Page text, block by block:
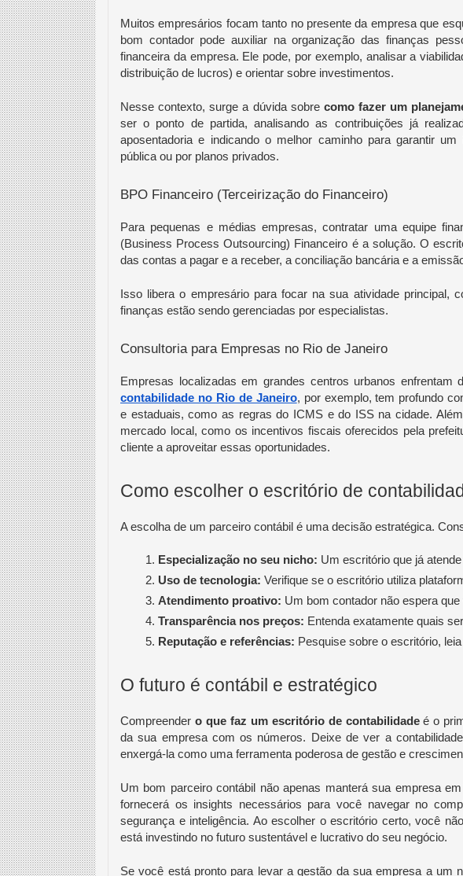
Muitos empresários focam tanto no presente da empresa que
bom contador pode auxiliar na organização das finanças
financeira da empresa. Ele pode, por exemplo, analisar a
distribuição de lucros) e orientar sobre investimentos.
Nesse contexto, surge a dúvida sobre como fazer um
ser o ponto de partida, analisando as contribuições já
aposentadoria e indicando o melhor caminho para garantir
pública ou por planos privados.
BPO Financeiro (Terceirização do Financeiro)
Para pequenas e médias empresas, contratar uma equipe
(Business Process Outsourcing) Financeiro é a solução. O
das contas a pagar e a receber, a conciliação bancária e a
Isso libera o empresário para focar na sua atividade principal,
finanças estão sendo gerenciadas por especialistas.
Consultoria para Empresas no Rio de Janeiro
Empresas localizadas em grandes centros urbanos enfrentam
contabilidade no Rio de Janeiro, por exemplo, tem profundo
e estaduais, como as regras do ICMS e do ISS na cidade.
mercado local, como os incentivos fiscais oferecidos pela
cliente a aproveitar essas oportunidades.
Como escolher o escritório de
A escolha de um parceiro contábil é uma decisão estratégica.
Especialização no seu nicho: Um escritório que já
Uso de tecnologia: Verifique se o escritório utiliza
Atendimento proativo: Um bom contador não espera
Transparência nos preços: Entenda exatamente quais
Reputação e referências: Pesquise sobre o escritório,
O futuro é contábil e estratégico
Compreender o que faz um escritório de contabilidadeé o
da sua empresa com os números. Deixe de ver a
enxergá-la como uma ferramenta poderosa de gestão e
Um bom parceiro contábil não apenas manterá sua empresa
fornecerá os insights necessários para você navegar no
segurança e inteligência. Ao escolher o escritório certo, você
está investindo no futuro sustentável e lucrativo do seu negócio.
Se você está pronto para levar a gestão da sua empresa a um